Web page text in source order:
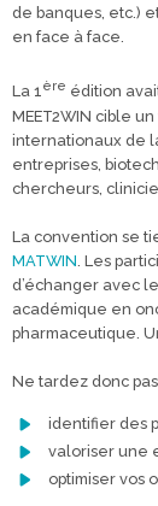
de banques, etc.)
en face à face.
La 1ère édition
MEET2WIN cible
internationaux de
entreprises,
chercheurs,
La convention se
MATWIN . Les
d’échanger avec
académique en
pharmaceutique.
Ne tardez donc
identifier des
valoriser une
optimiser vos